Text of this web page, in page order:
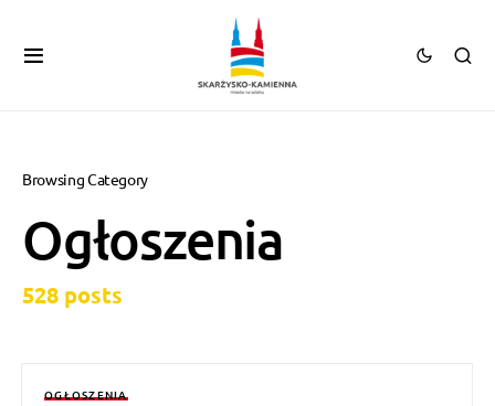
Browsing Category
Ogłoszenia
528 posts
OGŁOSZENIA